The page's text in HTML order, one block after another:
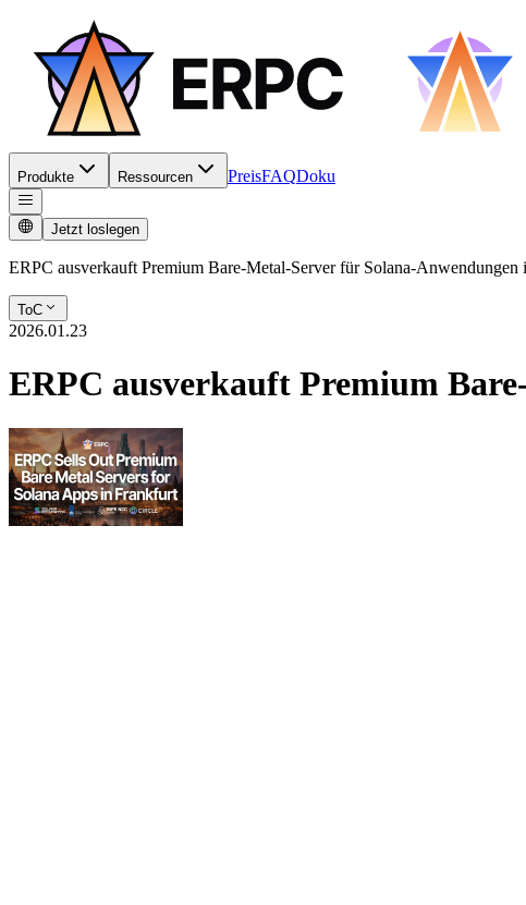
Produkte Ressourcen PreisFAQDoku
Jetzt loslegen
ERPC ausverkauft Premium Bare-Metal-Server für Solana-Anwendungen
ToC
2026.01.23
ERPC ausverkauft Premium